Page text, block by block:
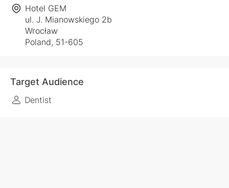
Hotel GEM
ul. J. Mianowskiego 2b
Wrocław
Poland, 51-605
Target Audience
Dentist